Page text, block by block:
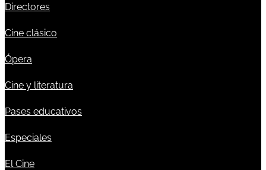
Directores
Cine clásico
Ópera
Cine y literatura
Pases educativos
Especiales
El Cine